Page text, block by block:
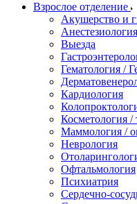
Взрослое отделение
Акушерство и
Анестезиология
Выезда
Гематология /
Кардиология
Косметология /
Маммология /
Неврология
Офтальмология
Психиатрия
Сердечно-